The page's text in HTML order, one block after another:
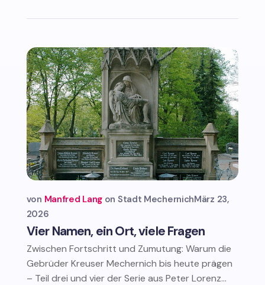
Vier Namen, ein Ort, viele Fragen
von Manfred Lang Stadt MechernichMärz 23,
2026
Zwischen Fortschritt und Zumutung: Warum die
Gebrüder Kreuser Mechernich bis heute prägen
– Teil drei und vier der Serie aus Peter Lorenz...